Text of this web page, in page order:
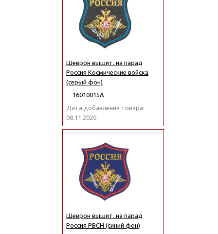
Шеврон вышит. на парад
Россия Космические войска
(серый фон)
16010015А
Дата добавления товара:
08.11.2020
Шеврон вышит. на парад
Россия РВСН (синий фон)